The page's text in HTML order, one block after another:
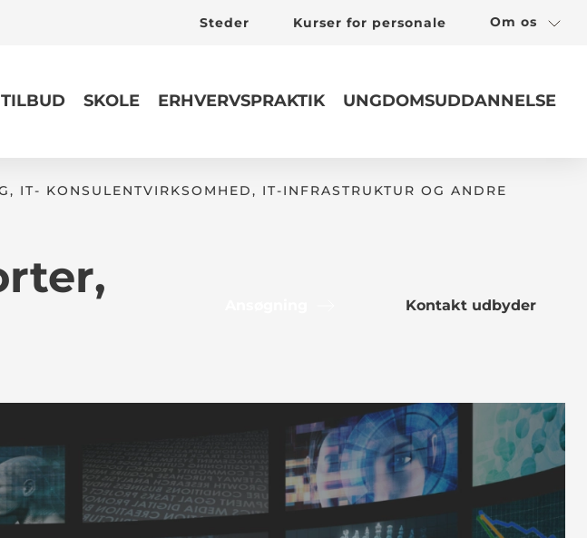
Steder Kurser for personale Om os
SKOLE ERHVERVSPRAKTIK UNGDOMSUDDANNELSE
IT- KONSULENTVIRKSOMHED, IT-INFRASTRUKTUR OG ANDRE
Kontakt udbyder